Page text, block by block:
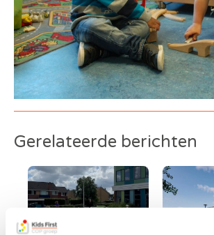
Gerelateerde berichten